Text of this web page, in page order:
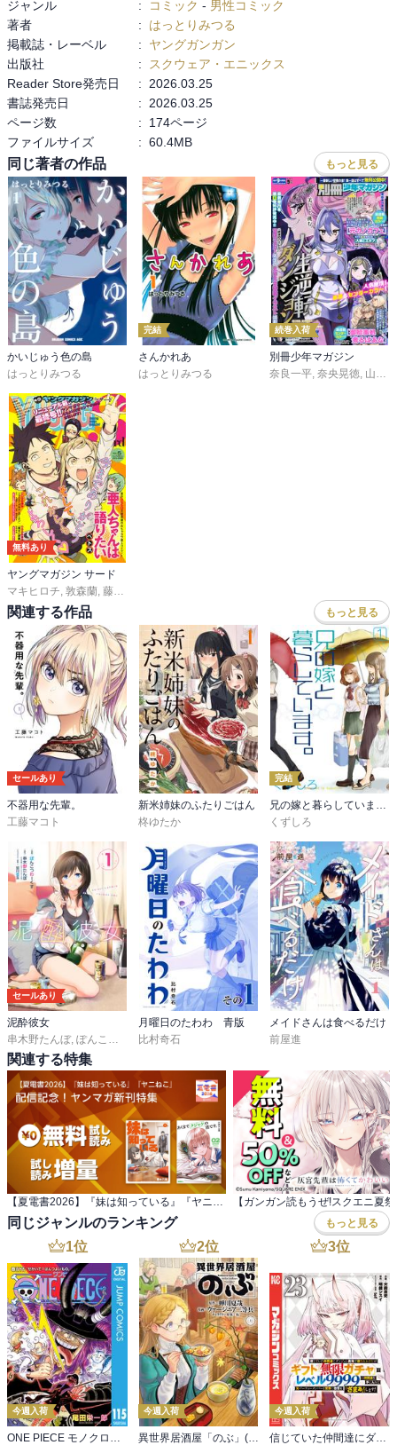
ジャンル : コミック - 男性コミック
著者
:
はっとりみつる
掲載誌・レーベル
:
ヤングガンガン
出版社
:
スクウェア・エニックス
Reader Store発売日
:
2026.03.25
書誌発売日
:
2026.03.25
ページ数
:
174ページ
ファイルサイズ
: 60.4MB
同じ著者の作品 もっと見る
かいじゅう色の島
はっとりみつる
完結
さんかれあ
はっとりみつる
続巻入荷
別冊少年マガジン
奈良一平, 奈央晃徳, 山川直輝
無料あり
ヤングマガジン サード
マキヒロチ 敦森蘭 藤原ヒロユキ
関連する作品 もっと見る
セールあり
不器用な先輩。
工藤マコト
新米姉妹のふたりごはん
柊ゆたか
完結
兄の嫁と暮らしています。
くずしろ
セールあり
泥酔彼女
串木野たんぼ, ぽんこつわーくす ,加川壱互
月曜日のたわわ 青版
比村奇石
メイドさんは食べるだけ
前屋進
関連する特集
同じジャンルのランキング もっと見る
1位
今週入荷
ONE PIECE モノクロ版 115
2位
今週入荷
異世界居酒屋「のぶ」(22)
3位
今週入荷
信じていた仲間達にダンジョン奥地で殺されかけたがギフト『無限ガチャ』でレベル９９９９の仲間達を手に入れて元パーティーメンバーと世界に復讐＆『ざまぁ！』します！（２３）